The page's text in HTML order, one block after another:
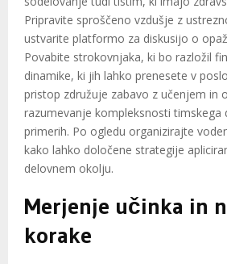
Pripravite sproščeno vzdušje z
ustvarite platformo za diskusijo o
Povabite strokovnjaka, ki bo razložil
dinamike, ki jih lahko prenesete v
pristop združuje zabavo z učenjem in
razumevanje kompleksnosti timskega
primerih. Po ogledu organizirajte
kako lahko določene strategije
delovnem okolju.
Merjenje učinka in
korake